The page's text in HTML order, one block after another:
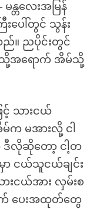
န္တလေးအမြန်
ပေါ်တွင် သွန်း
။ ညပိုင်းတွင်
သို့အရောက် အိမ်သို့
သားငယ်
က မအားလို့ ငါ
ဒီလိုဆိုတော့ ငါ့တ
ာ ငယ်သူငယ်ချင်း
းငယ်အား လှမ်းစ
က် ပေးအထုတ်တွေ